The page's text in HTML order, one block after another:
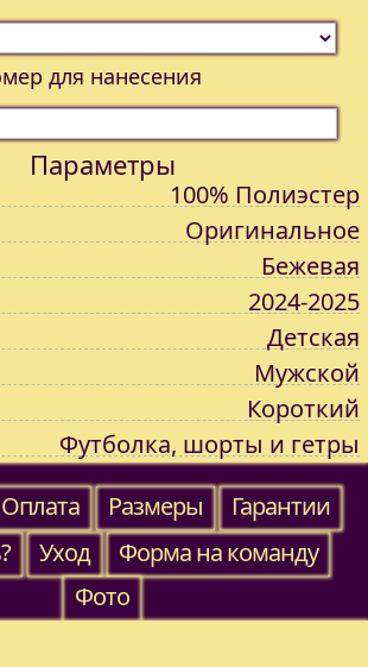
для нанесения
Параметры
100% Полиэстер
Оригинальное
Бежевая
2024-2025
Детская
Мужской
Короткий
Футболка, шорты и гетры
Оплата Размеры
Гарантии
Уход
Форма на команду
Фото